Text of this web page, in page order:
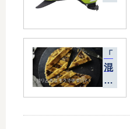
化
の
自
転
車
「
混
迷
紀